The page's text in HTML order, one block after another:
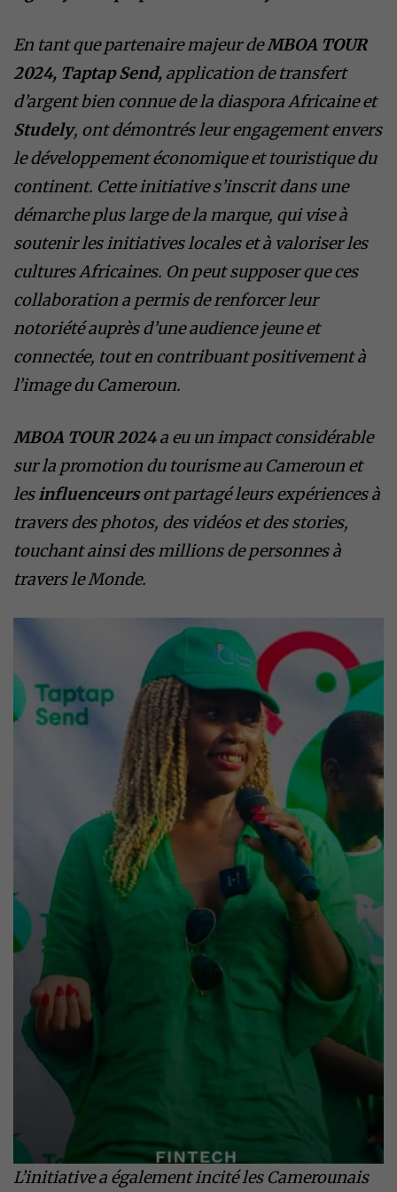
En tant que partenaire majeur deMBOA TOUR
2024, Taptap Send, application de transfert
d’argent bien connue de la diaspora Africaine et
Studely, ont démontrés leur engagement envers
le développement économique et touristique du
continent. Cette initiative s’inscrit dans une
démarche plus large de la marque, qui vise à
soutenir les initiatives locales et à valoriser les
cultures Africaines. On peut supposer que ces
collaboration a permis de renforcer leur
notoriété auprès d’une audience jeune et
connectée, tout en contribuant positivement à
l’image du Cameroun.
MBOA TOUR 2024a eu un impact considérable
sur la promotion du tourisme au Cameroun et
lesinfluenceursont partagé leurs expériences à
travers des photos, des vidéos et des stories,
touchant ainsi des millions de personnes à
travers le Monde.
L’initiative a également incité les Camerounais